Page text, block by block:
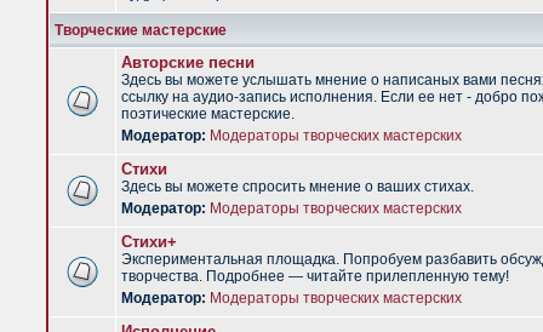
Творческие мастерские
Авторские песни
Здесь вы можете услышать мнение о написаных вами
ссылку на аудио-запись исполнения. Если ее нет - добро
поэтические мастерские.
Модератор: Модераторы творческих мастерских
Стихи
Здесь вы можете спросить мнение о ваших стихах.
Модератор: Модераторы творческих мастерских
Стихи+
Экспериментальная площадка. Попробуем разбавить
творчества. Подробнее — читайте прилепленную тему!
Модератор: Модераторы творческих мастерских